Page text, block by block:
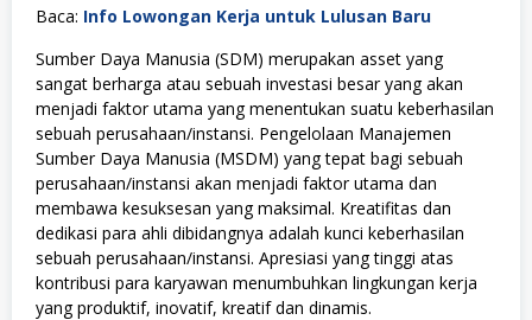
Baca: Info Lowongan Kerja untuk Lulusan Baru
Sumber Daya Manusia (SDM) merupakan asset yang
sangat berharga atau sebuah investasi besar yang akan
menjadi faktor utama yang menentukan suatu keberhasilan
sebuah perusahaan/instansi. Pengelolaan Manajemen
Sumber Daya Manusia (MSDM) yang tepat bagi sebuah
perusahaan/instansi akan menjadi faktor utama dan
membawa kesuksesan yang maksimal. Kreatifitas dan
dedikasi para ahli dibidangnya adalah kunci keberhasilan
sebuah perusahaan/instansi. Apresiasi yang tinggi atas
kontribusi para karyawan menumbuhkan lingkungan kerja
yang produktif, inovatif, kreatif dan dinamis.